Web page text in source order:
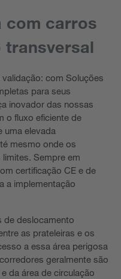
com carros
transversal
com Soluções
para seus
inovador das nossas
o fluxo eficiente de
uma elevada
mesmo onde os
Sempre em
certificação CE e de
a implementação
de deslocamento
as prateleiras e os
a essa área perigosa
geralmente são
da área de circulação